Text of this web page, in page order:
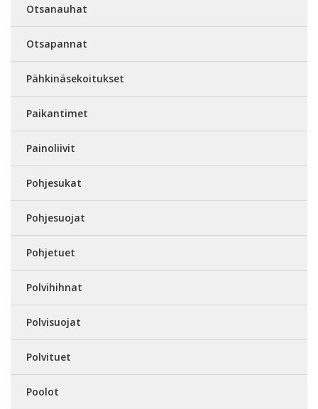
Otsanauhat
Otsapannat
Pähkinäsekoitukset
Paikantimet
Painoliivit
Pohjesukat
Pohjesuojat
Pohjetuet
Polvihihnat
Polvisuojat
Polvituet
Poolot